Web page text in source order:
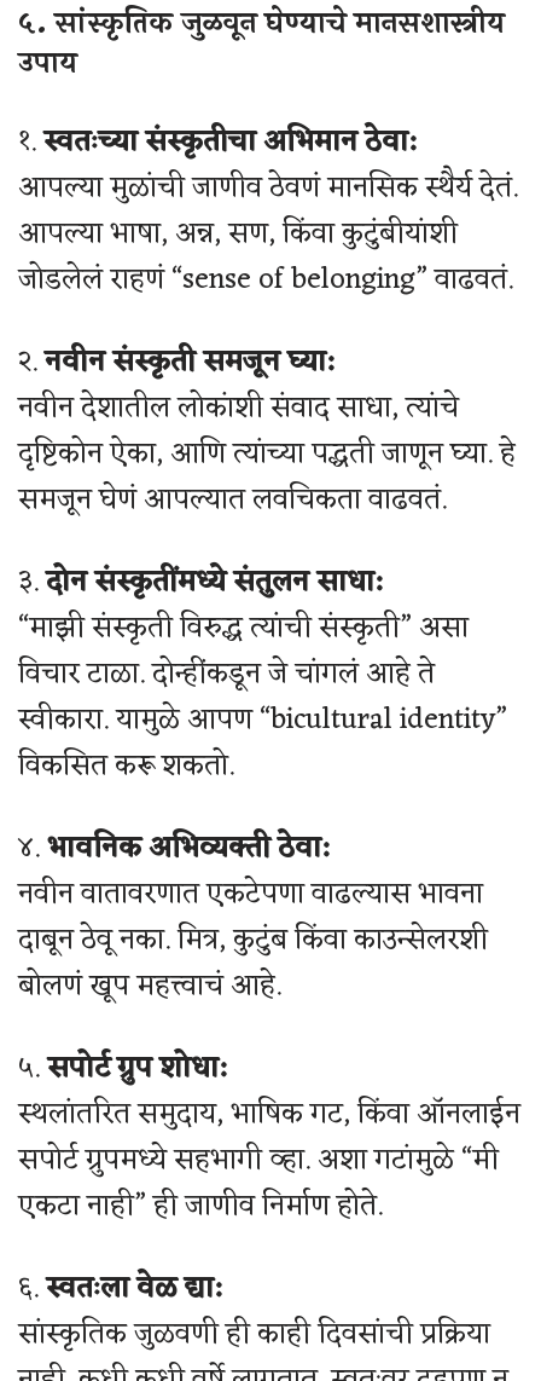
५. सांस्कृतिक जुळवून घेण्याचे मानसशास्त्रीय
उपाय
१.स्वतःच्या संस्कृतीचा अभिमान ठेवा:
आपल्या मुळांची जाणीव ठेवणं मानसिक स्थैर्य देतं.
आपल्या भाषा, अन्न, सण, किंवा कुटुंबीयांशी
जोडलेलं राहणं “sense of belonging” वाढवतं.
२.नवीन संस्कृती समजून घ्या:
नवीन देशातील लोकांशी संवाद साधा, त्यांचे
दृष्टिकोन ऐका, आणि त्यांच्या पद्धती जाणून घ्या. हे
समजून घेणं आपल्यात लवचिकता वाढवतं.
३.दोन संस्कृतींमध्ये संतुलन साधा:
“माझी संस्कृती विरुद्ध त्यांची संस्कृती” असा
विचार टाळा. दोन्हींकडून जे चांगलं आहे ते
स्वीकारा. यामुळे आपण “bicultural identity”
विकसित करू शकतो.
४.भावनिक अभिव्यक्ती ठेवा:
नवीन वातावरणात एकटेपणा वाढल्यास भावना
दाबून ठेवू नका. मित्र, कुटुंब किंवा काउन्सेलरशी
बोलणं खूप महत्त्वाचं आहे.
५.सपोर्ट ग्रुप शोधा:
स्थलांतरित समुदाय, भाषिक गट, किंवा ऑनलाईन
सपोर्ट ग्रुपमध्ये सहभागी व्हा. अशा गटांमुळे “मी
एकटा नाही” ही जाणीव निर्माण होते.
६.स्वतःला वेळ द्या:
सांस्कृतिक जुळवणी ही काही दिवसांची प्रक्रिया